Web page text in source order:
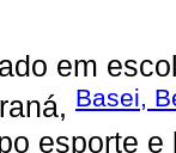
em
Basei,
esporte